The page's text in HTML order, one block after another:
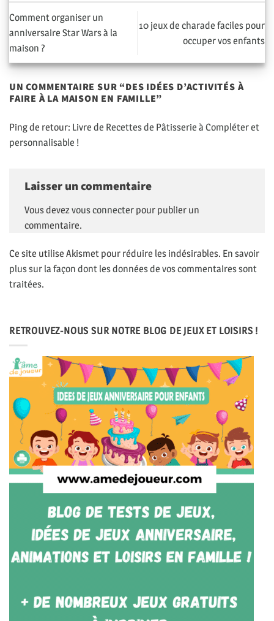
RETROUVEZ-NOUS SUR NOTRE BLOG DE JEUX ET LOISIRS !
Comment organiser un
anniversaire Star Wars à la
maison ?
10 jeux de charade faciles pour
occuper vos enfants
UN COMMENTAIRE SUR “DES IDÉES D’ACTIVITÉS À
FAIRE À LA MAISON EN FAMILLE”
Ping de retour: Livre de Recettes de Pâtisserie à Compléter et
personnalisable !
Laisser un commentaire
Vous devezvous connecter pour publier un
commentaire.
Ce site utilise Akismet pour réduire les indésirables. En savoir
plus sur la façon dont les données de vos commentaires sont
traitées.